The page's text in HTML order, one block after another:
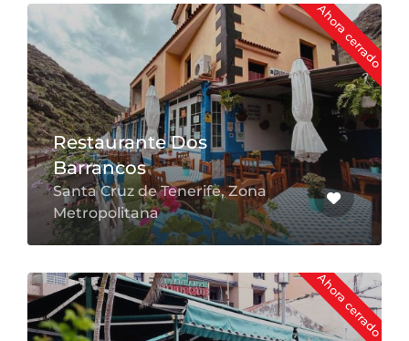
Ahora cerrado
Restaurante Dos
Barrancos
Santa Cruz de Tenerife, Zona
Metropolitana
Ahora cerrado